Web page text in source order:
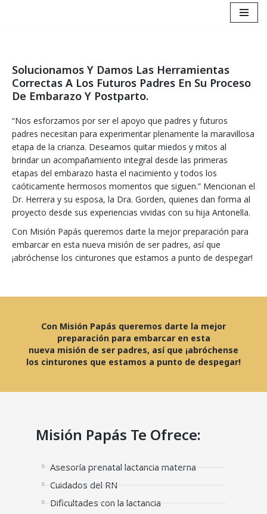
Solucionamos Y Damos Las Herramientas
Correctas A Los Futuros Padres En Su Proceso
De Embarazo Y Postparto.
“Nos esforzamos por ser el apoyo que padres y futuros
padres necesitan para experimentar plenamente la maravillosa
etapa de la crianza. Deseamos quitar miedos y mitos al
brindar un acompañamiento integral desde las primeras
etapas del embarazo hasta el nacimiento y todos los
caóticamente hermosos momentos que siguen.” Mencionan el
Dr. Herrera y su esposa, la Dra. Gorden, quienes dan forma al
proyecto desde sus experiencias vividas con su hija Antonella.
Con Misión Papás queremos darte la mejor preparación para
embarcar en esta nueva misión de ser padres, así que
¡abróchense los cinturones que estamos a punto de despegar!
Con Misión Papás queremos darte la mejor
preparación para embarcar en esta
nueva misión de ser padres, así que ¡abróchense
los cinturones que estamos a punto de despegar!
Misión Papás Te Ofrece:
Asesoría prenatal lactancia materna
Cuidados del RN
Dificultades con la lactancia